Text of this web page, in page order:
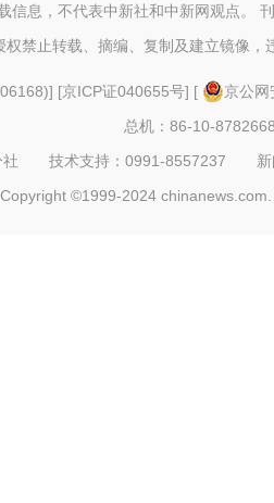
信息，不代表中新社和中新网观点。
权禁止转载、摘编、复制及建立镜像，
] [京ICP证040655号] [
京公
总机：86-10-
分社 技术支持：0991-8557237
Copyright ©1999-2024